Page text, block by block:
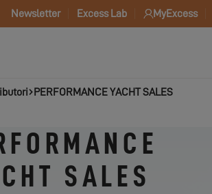
Newsletter Excess Lab MyExcess
PERFORMANCE YACHT SALES
SALES